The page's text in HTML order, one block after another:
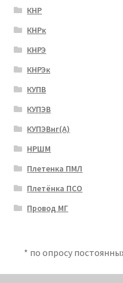
КНР
КНРк
КНРЭ
КНРЭк
КУПВ
КУПЭВ
КУПЭВнг(А)
НРШМ
Плетенка ПМЛ
Плетёнка ПСО
Провод МГ
* по опросу